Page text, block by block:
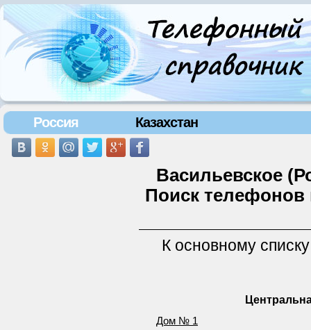
Россия Казахстан
Васильевское
Поиск
К основному
Дом № 1